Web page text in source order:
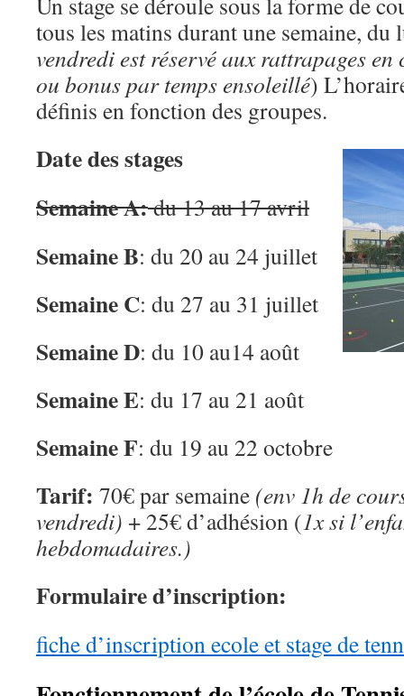
tous les matins durant une semaine,
vendredi est réservé aux rattrapages en
ou bonus par temps ensoleillé)
définis en fonction des groupes.
Date des stages
Semaine A:du 13 au 17 avril
SemaineB: du 20 au 24 juillet
Semaine C: du 27 au 31 juillet
Semaine D: du 10 au14 août
Semaine E: du 17 au 21 août
Semaine F: du 19 au 22 octobre
Tarif: 70€ par semaine (env 1h de
vendredi) + 25€ d’adhésion (1x si
hebdomadaires.)
Formulaire d’inscription:
fiche d’inscription ecole et stage de